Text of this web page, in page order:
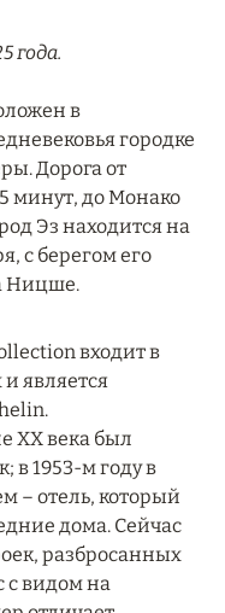
Hotel
Dieu
Villas
года.
в
городке
Дорога от
минут, до Монако
Эз находится на
с берегом его
Ницше.
входит в
является
XX века был
в 1953-м году в
– отель, который
дома. Сейчас
разбросанных
с видом на